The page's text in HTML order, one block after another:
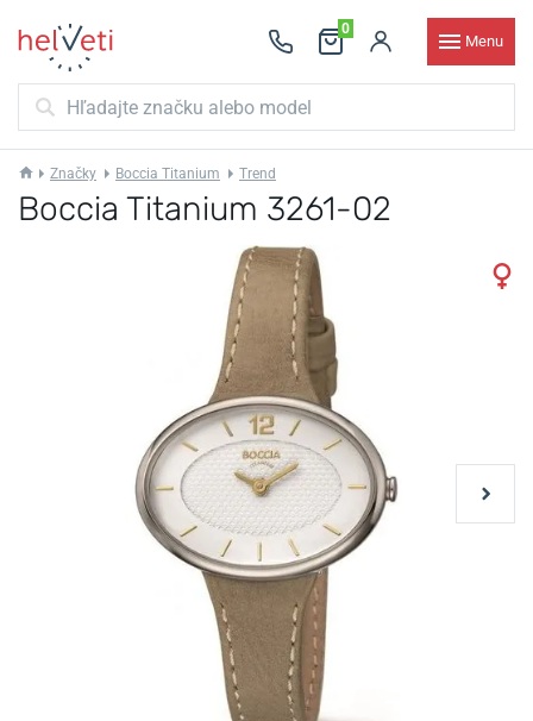
0
Menu
Značky Boccia Titanium Trend
Boccia Titanium 3261-02